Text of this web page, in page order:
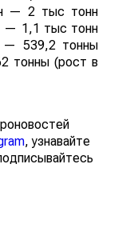
— 2 тыс тонн
— 1,1 тыс тонн
— 539,2 тонны
тонны (рост в
, узнавайте